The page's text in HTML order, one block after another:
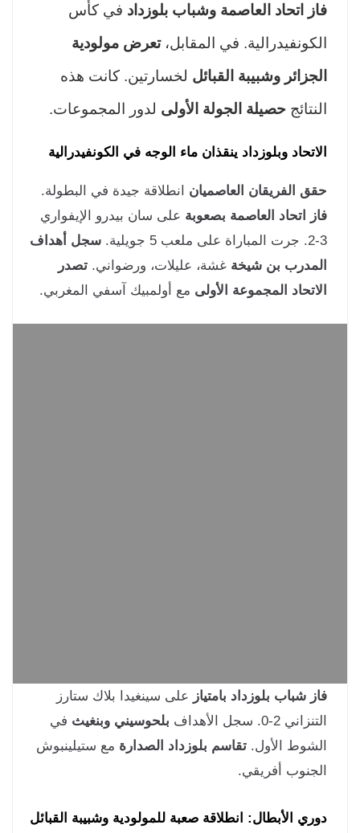
اتحاد العاصمة وشباب بلوزداد في كأس
في المقابل،تعرض مولودية
وشبيبة القبائل لخسارتين. كانت هذه
حصيلة الجولة الأولى لدور المجموعات.
وبلوزداد ينقذان ماء الوجه في الكونفيدرالية
الفريقان العاصميانانطلاقة جيدة في البطولة.
اتحاد العاصمة بصعوبة على سان بيدرو الإيفواري
سجل أهداف
بن شيخةغشة، عليلات، ورضواني.تصدر
المجموعة الأولىمع أولمبيك آسفي المغربي.
شباب بلوزداد بامتيازعلى سينغيدا بلاك ستارز
بلحوسيني وبنغيث في
الأول.تقاسم بلوزداد الصدارة مع ستيلينبوش
أفريقي.
الأبطال: انطلاقة صعبة للمولودية وشبيبة القبائل